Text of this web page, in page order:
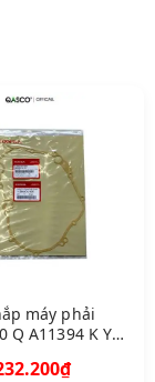
máy phải
Q A11394 K YJ